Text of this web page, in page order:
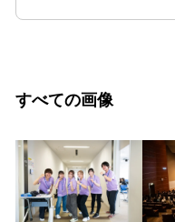
すべての画像